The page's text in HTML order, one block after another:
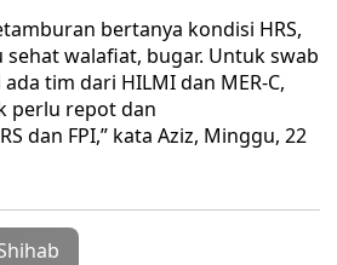
bertanya kondisi HRS,
sehat walafiat, bugar. Untuk swab
tim dari HILMI dan MER-C,
perlu repot dan
dan FPI,” kata Aziz, Minggu, 22